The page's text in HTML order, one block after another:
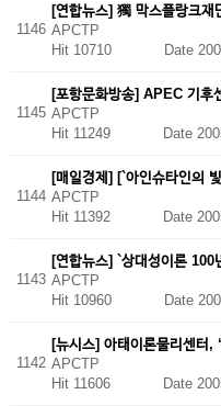
1146
[연합뉴스] 獨 막스플랑크재
APCTP
Hit 10710
Date
1145
[포항문화방송] APEC 기후
APCTP
Hit 11249
Date
1144
[매일경제] [`아인슈타인의
APCTP
Hit 11392
Date
1143
[연합뉴스] `상대성이론 100
APCTP
Hit 10960
Date
1142
[뉴시스] 아태이론물리센터,
APCTP
Hit 11606
Date